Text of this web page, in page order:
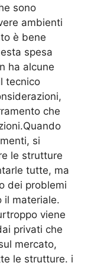
sono
ambienti
è bene
spesa
ha alcune
tecnico
che
si
le strutture
tutte, ma
dei problemi
il materiale.
viene
privati che
mercato,
le strutture. i